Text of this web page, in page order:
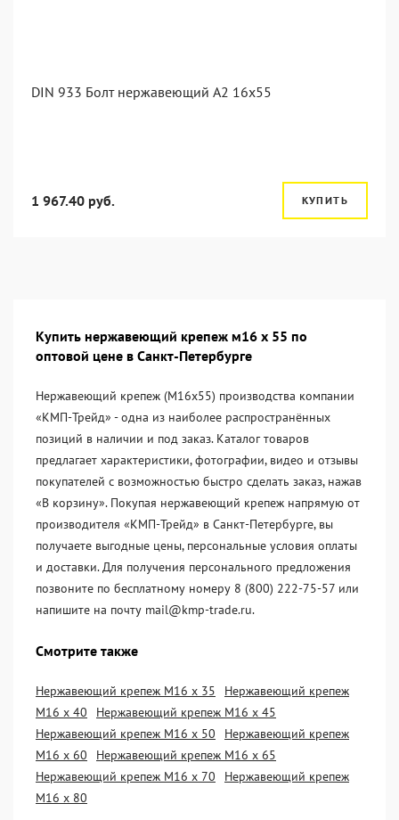
DIN 933 Болт нержавеющий А2 16х55
1 967.40 руб. КУПИТЬ
Купить нержавеющий крепеж м16 х 55 по
оптовой цене в Санкт-Петербурге
Нержавеющий крепеж (М16х55) производства компании
«KМП-Трейд» - одна из наиболее распространённых
позиций в наличии и под заказ. Каталог товаров
предлагает характеристики, фотографии, видео и отзывы
покупателей с возможностью быстро сделать заказ, нажав
«В корзину». Покупая нержавеющий крепеж напрямую от
производителя «KМП-Трейд» в Санкт-Петербурге, вы
получаете выгодные цены, персональные условия оплаты
и доставки. Для получения персонального предложения
позвоните по бесплатному номеру 8 (800) 222-75-57 или
напишите на почту mail@kmp-trade.ru.
Смотрите также
Нержавеющий крепеж М16 х 35
Нержавеющий крепеж
М16 х 40
Нержавеющий крепеж М16 х 45
Нержавеющий крепеж М16 х 50
Нержавеющий крепеж
М16 х 60
Нержавеющий крепеж М16 х 65
Нержавеющий крепеж М16 х 70
Нержавеющий крепеж
М16 х 80